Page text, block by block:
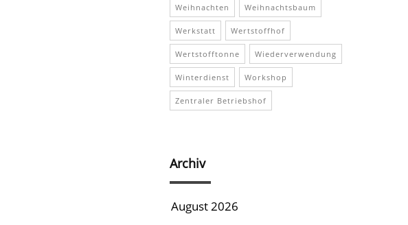
Weihnachten Weihnachtsbaum
Werkstatt Wertstoffhof
Wertstofftonne Wiederverwendung
Winterdienst Workshop
Zentraler Betriebshof
Archiv
August 2026